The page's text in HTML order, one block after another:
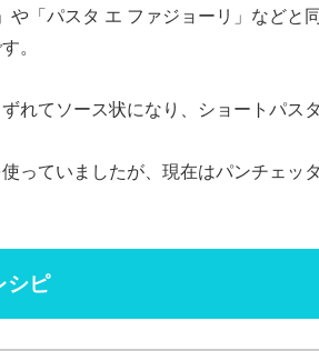
」や「パスタ エ ファジョーリ」などと
。
れてソース状になり、ショートパス
っていましたが、現在はパンチェッ
シピ